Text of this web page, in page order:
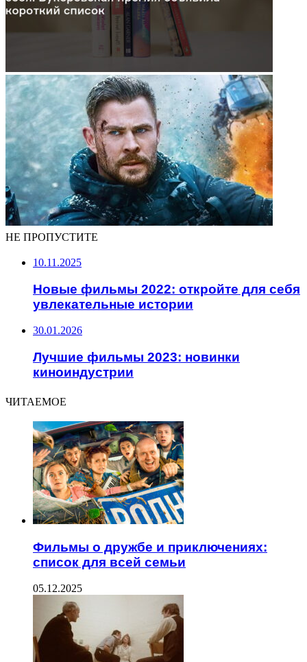
НЕ ПРОПУСТИТЕ
10.11.2025
Новые фильмы 2022: откройте для себя
увлекательные истории
30.01.2026
Лучшие фильмы 2023: новинки
киноиндустрии
ЧИТАЕМОЕ
Фильмы о дружбе и приключениях:
список для всей семьи
05.12.2025